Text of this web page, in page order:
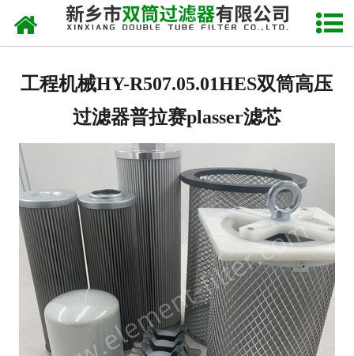
网站首页
新闻中心
产品快讯
在线留言
联系我们
网站地图
工程机械HY-R507.05.01HES双筒高压
过滤器普拉赛plasser滤芯